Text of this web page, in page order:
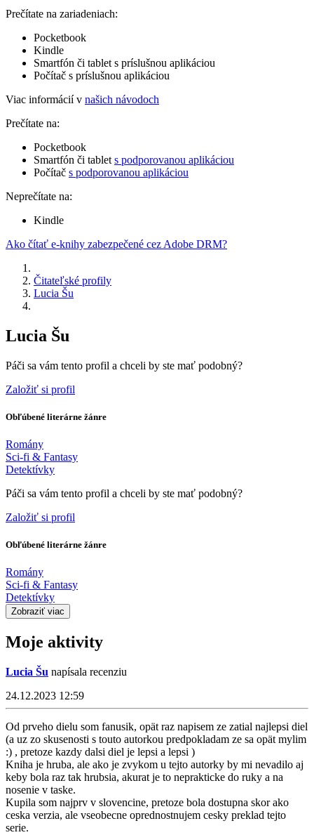
Prečítate na zariadeniach:
Pocketbook
Kindle
Smartfón či tablet s príslušnou aplikáciou
Počítač s príslušnou aplikáciou
Viac informácií v našich návodoch
Prečítate na:
Pocketbook
Smartfón či tablet s podporovanou aplikáciou
Počítač s podporovanou aplikáciou
Neprečítate na:
Kindle
Ako čítať e-knihy zabezpečené cez Adobe DRM?
Čitateľské profily
Lucia Šu
Lucia Šu
Páči sa vám tento profil a chceli by ste mať podobný?
Založiť si profil
Obľúbené literárne žánre
Romány
Sci-fi & Fantasy
Detektívky
Páči sa vám tento profil a chceli by ste mať podobný?
Založiť si profil
Obľúbené literárne žánre
Romány
Sci-fi & Fantasy
Detektívky
Zobraziť viac
Moje aktivity
Lucia Šu napísala recenziu
24.12.2023 12:59
Od prveho dielu som fanusik, opät raz napisem ze zatial najlepsi diel
(a uz zo skusenosti s touto autorkou predpokladam ze sa opät mylim
:) , pretoze kazdy dalsi diel je lepsi a lepsi )
Kniha je hruba, ale ako je zvykom u tejto autorky by mi nevadilo aj
keby bola raz tak hrubsia, akurat je to neprakticke do ruky a na
nosenie v taske.
Kupila som najprv v slovencine, pretoze bola dostupna skor ako
ceska verzia, ale vseobecne oprednostnujem cesky preklad tejto
serie.